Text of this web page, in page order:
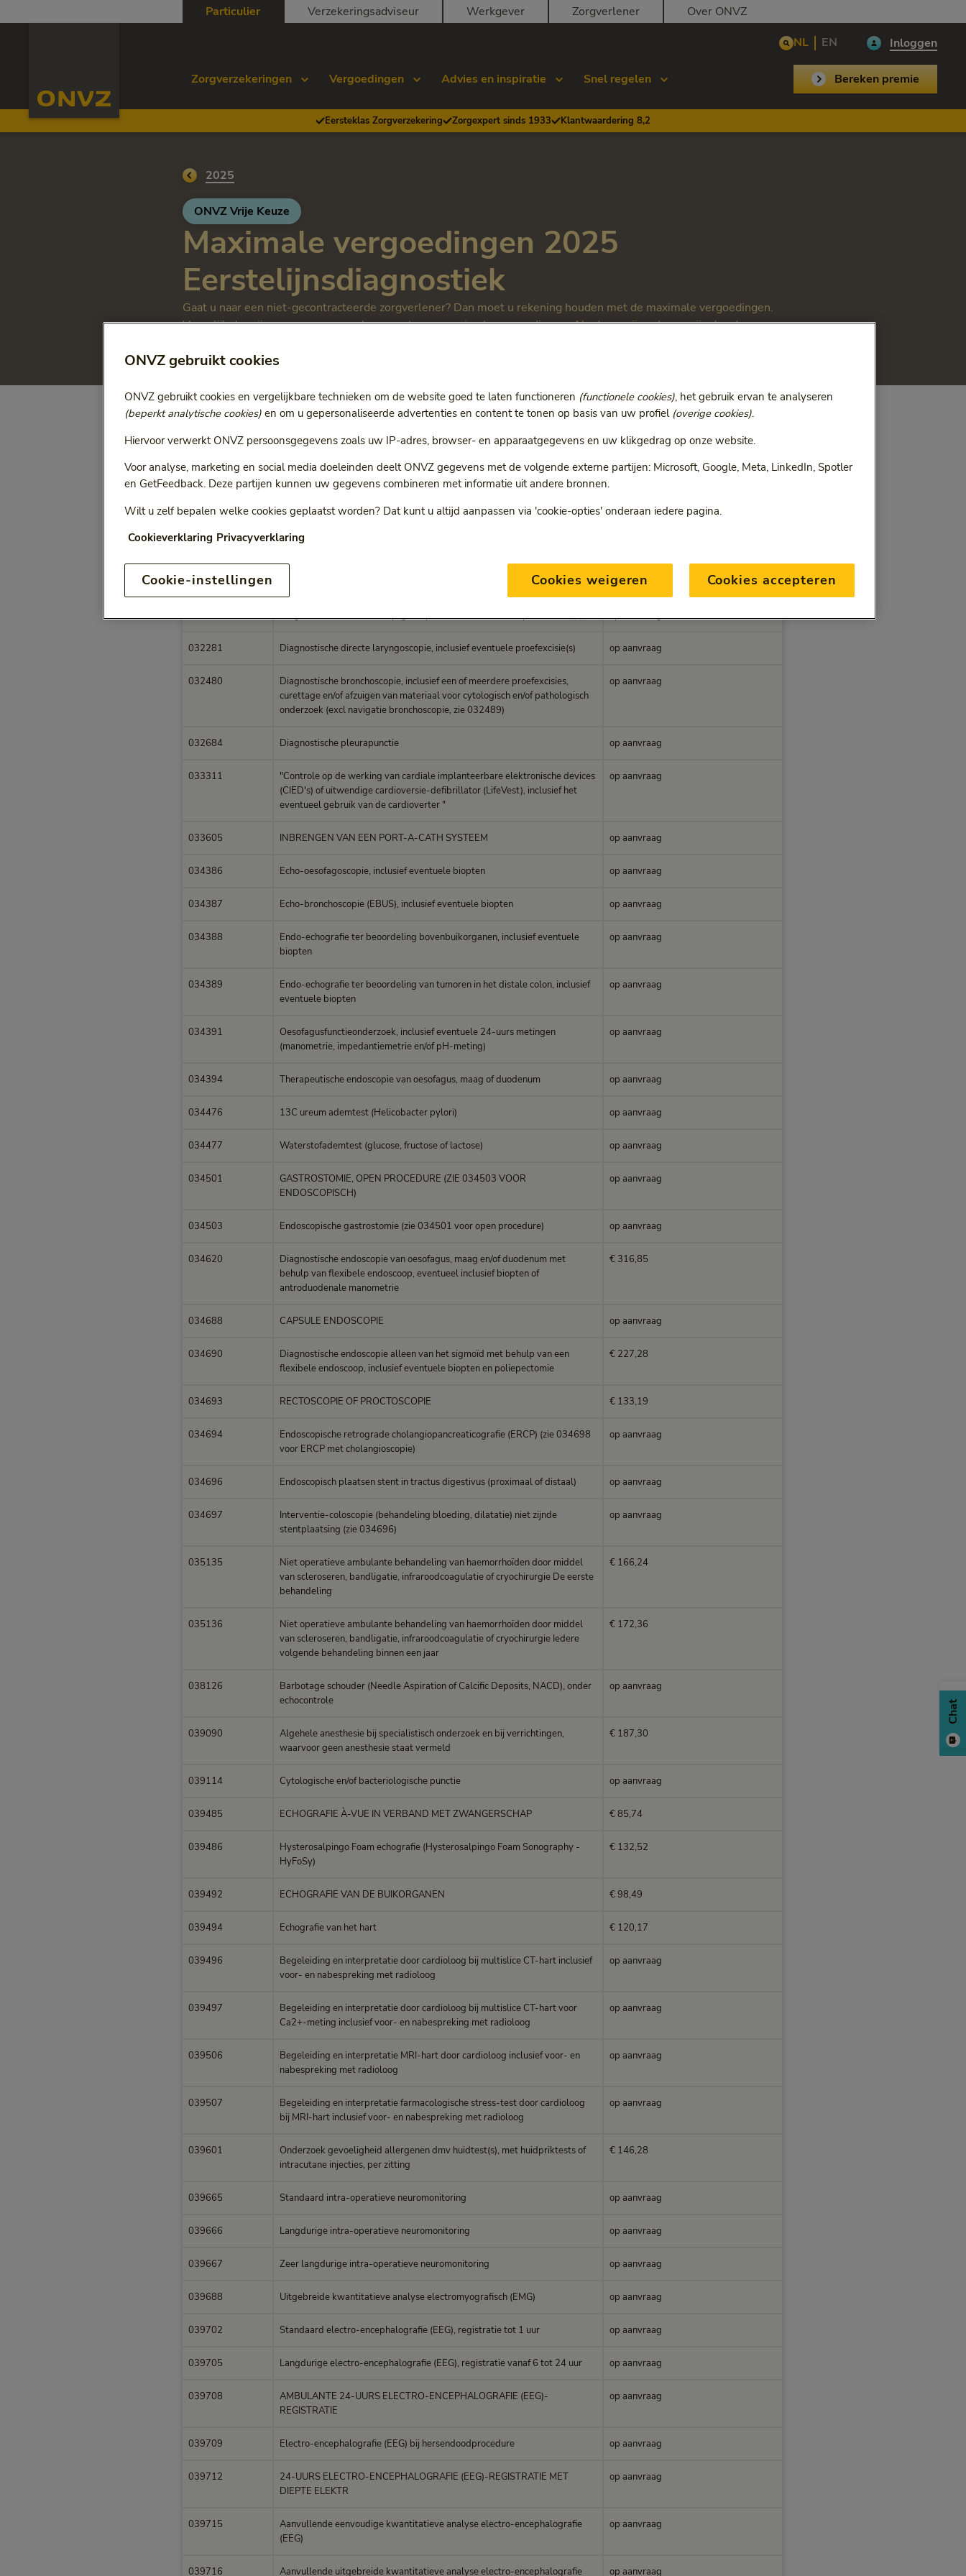
Particulier Verzekeringsadviseur Werkgever Zorgverlener
Over ONVZ
NL EN Inloggen
Zorgverzekeringen Vergoedingen Advies en inspiratie Snel regelen Bereken premie
Eersteklas Zorgverzekering Zorgexpert sinds 1933 Klantwaardering 8,2
Ga terug naar
2025
ONVZ Vrije Keuze
Maximale vergoedingen 2025
Eerstelijnsdiagnostiek
Gaat u naar een niet-gecontracteerde zorgverlener? Dan moet u rekening houden met de maximale vergoedingen.
Vergelijk de prijzen van uw zorgverlener met onze maximale vergoedingen. Als deze prijzen hoger zijn dan de
Percentage
Deze maximale vergoedingen zijn 85% van onze gemiddelde gecontracteerde tarieven.
Dit krijgt u vergoed
Prestatiecode Max vergoeding
032280 Diagnostische indirecte laryngoscopie, inclusief eventuele proefexcisie(s) op aanvraag
032281 Diagnostische directe laryngoscopie, inclusief eventuele proefexcisie(s) op aanvraag
032480
Diagnostische bronchoscopie, inclusief een of meerdere proefexcisies,
curettage en/of afzuigen van materiaal voor cytologisch en/of pathologisch
onderzoek (excl navigatie bronchoscopie, zie 032489)
op aanvraag
032684 Diagnostische pleurapunctie op aanvraag
033311
"Controle op de werking van cardiale implanteerbare elektronische devices
(CIED's) of uitwendige cardioversie-defibrillator (LifeVest), inclusief het
eventueel gebruik van de cardioverter "
op aanvraag
033605 INBRENGEN VAN EEN PORT-A-CATH SYSTEEM op aanvraag
034386 Echo-oesofagoscopie, inclusief eventuele biopten op aanvraag
034387 Echo-bronchoscopie (EBUS), inclusief eventuele biopten op aanvraag
034388
Endo-echografie ter beoordeling bovenbuikorganen, inclusief eventuele
biopten
op aanvraag
034389
Endo-echografie ter beoordeling van tumoren in het distale colon, inclusief
eventuele biopten
op aanvraag
034391
Oesofagusfunctieonderzoek, inclusief eventuele 24-uurs metingen
(manometrie, impedantiemetrie en/of pH-meting)
op aanvraag
034394 Therapeutische endoscopie van oesofagus, maag of duodenum op aanvraag
034476 13C ureum ademtest (Helicobacter pylori) op aanvraag
034477 Waterstofademtest (glucose, fructose of lactose) op aanvraag
034501
GASTROSTOMIE, OPEN PROCEDURE (ZIE 034503 VOOR
ENDOSCOPISCH)
op aanvraag
034503 Endoscopische gastrostomie (zie 034501 voor open procedure) op aanvraag
034620
Diagnostische endoscopie van oesofagus, maag en/of duodenum met
behulp van flexibele endoscoop, eventueel inclusief biopten of
antroduodenale manometrie
€ 316,85
034688 CAPSULE ENDOSCOPIE op aanvraag
034690
Diagnostische endoscopie alleen van het sigmoïd met behulp van een
flexibele endoscoop, inclusief eventuele biopten en poliepectomie
€ 227,28
034693 RECTOSCOPIE OF PROCTOSCOPIE € 133,19
034694
Endoscopische retrograde cholangiopancreaticografie (ERCP) (zie 034698
voor ERCP met cholangioscopie)
op aanvraag
034696 Endoscopisch plaatsen stent in tractus digestivus (proximaal of distaal) op aanvraag
034697
Interventie-coloscopie (behandeling bloeding, dilatatie) niet zijnde
stentplaatsing (zie 034696)
op aanvraag
035135
Niet operatieve ambulante behandeling van haemorrhoïden door middel
van scleroseren, bandligatie, infraroodcoagulatie of cryochirurgie De eerste
behandeling
€ 166,24
035136
Niet operatieve ambulante behandeling van haemorrhoïden door middel
van scleroseren, bandligatie, infraroodcoagulatie of cryochirurgie Iedere
volgende behandeling binnen een jaar
€ 172,36
038126
Barbotage schouder (Needle Aspiration of Calcific Deposits, NACD), onder
echocontrole
op aanvraag
039090
Algehele anesthesie bij specialistisch onderzoek en bij verrichtingen,
waarvoor geen anesthesie staat vermeld
€ 187,30
039114 Cytologische en/of bacteriologische punctie op aanvraag
039485 ECHOGRAFIE À-VUE IN VERBAND MET ZWANGERSCHAP € 85,74
039486
Hysterosalpingo Foam echografie (Hysterosalpingo Foam Sonography -
HyFoSy)
€ 132,52
039492 ECHOGRAFIE VAN DE BUIKORGANEN € 98,49
039494 Echografie van het hart € 120,17
039496
Begeleiding en interpretatie door cardioloog bij multislice CT-hart inclusief
voor- en nabespreking met radioloog
op aanvraag
039497
Begeleiding en interpretatie door cardioloog bij multislice CT-hart voor
Ca2+-meting inclusief voor- en nabespreking met radioloog
op aanvraag
039506
Begeleiding en interpretatie MRI-hart door cardioloog inclusief voor- en
nabespreking met radioloog
op aanvraag
039507
Begeleiding en interpretatie farmacologische stress-test door cardioloog
bij MRI-hart inclusief voor- en nabespreking met radioloog
op aanvraag
039601
Onderzoek gevoeligheid allergenen dmv huidtest(s), met huidpriktests of
intracutane injecties, per zitting
€ 146,28
039665 Standaard intra-operatieve neuromonitoring op aanvraag
039666 Langdurige intra-operatieve neuromonitoring op aanvraag
039667 Zeer langdurige intra-operatieve neuromonitoring op aanvraag
039688 Uitgebreide kwantitatieve analyse electromyografisch (EMG) op aanvraag
039702 Standaard electro-encephalografie (EEG), registratie tot 1 uur op aanvraag
039705 Langdurige electro-encephalografie (EEG), registratie vanaf 6 tot 24 uur op aanvraag
039708
AMBULANTE 24-UURS ELECTRO-ENCEPHALOGRAFIE (EEG)-
REGISTRATIE
op aanvraag
039709 Electro-encephalografie (EEG) bij hersendoodprocedure op aanvraag
039712
24-UURS ELECTRO-ENCEPHALOGRAFIE (EEG)-REGISTRATIE MET
DIEPTE ELEKTR
op aanvraag
039715
Aanvullende eenvoudige kwantitatieve analyse electro-encephalografie
(EEG)
op aanvraag
039716 Aanvullende uitgebreide kwantitatieve analyse electro-encephalografie op aanvraag
Chat
ONVZ gebruikt cookies
ONVZ gebruikt cookies en vergelijkbare technieken om de website goed te laten functioneren (functionele cookies), het gebruik ervan te analyseren
(beperkt analytische cookies) en om u gepersonaliseerde advertenties en content te tonen op basis van uw profiel (overige cookies).
Hiervoor verwerkt ONVZ persoonsgegevens zoals uw IP-adres, browser- en apparaatgegevens en uw klikgedrag op onze website.
Voor analyse, marketing en social media doeleinden deelt ONVZ gegevens met de volgende externe partijen: Microsoft, Google, Meta, LinkedIn, Spotler
en GetFeedback. Deze partijen kunnen uw gegevens combineren met informatie uit andere bronnen.
Wilt u zelf bepalen welke cookies geplaatst worden? Dat kunt u altijd aanpassen via 'cookie-opties' onderaan iedere pagina.
Cookieverklaring Privacyverklaring
Cookie-instellingen Cookies weigeren Cookies accepteren